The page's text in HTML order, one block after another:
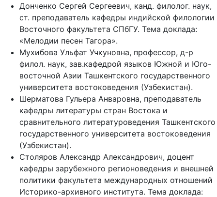
Донченко Сергей Сергеевич, канд. филолог. наук,
ст. преподаватель кафедры индийской филологии
Восточного факультета СПбГУ. Тема доклада:
«Мелодии песен Тагора».
Мухибова Ульфат Учкуновна, профессор, д-р
филол. наук, зав.кафедрой языков Южной и Юго-
восточной Азии Ташкентского государственного
университета востоковедения (Узбекистан).
Шерматова Гульера Анваровна, преподаватель
кафедры литературы стран Востока и
сравнительного литературоведения Ташкентского
государственного университета востоковедения
(Узбекистан).
Столяров Александр Александрович, доцент
кафедры зарубежного регионоведения и внешней
политики факультета международных отношений
Историко-архивного института. Тема доклада: